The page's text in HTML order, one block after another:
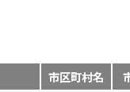
市区町村名